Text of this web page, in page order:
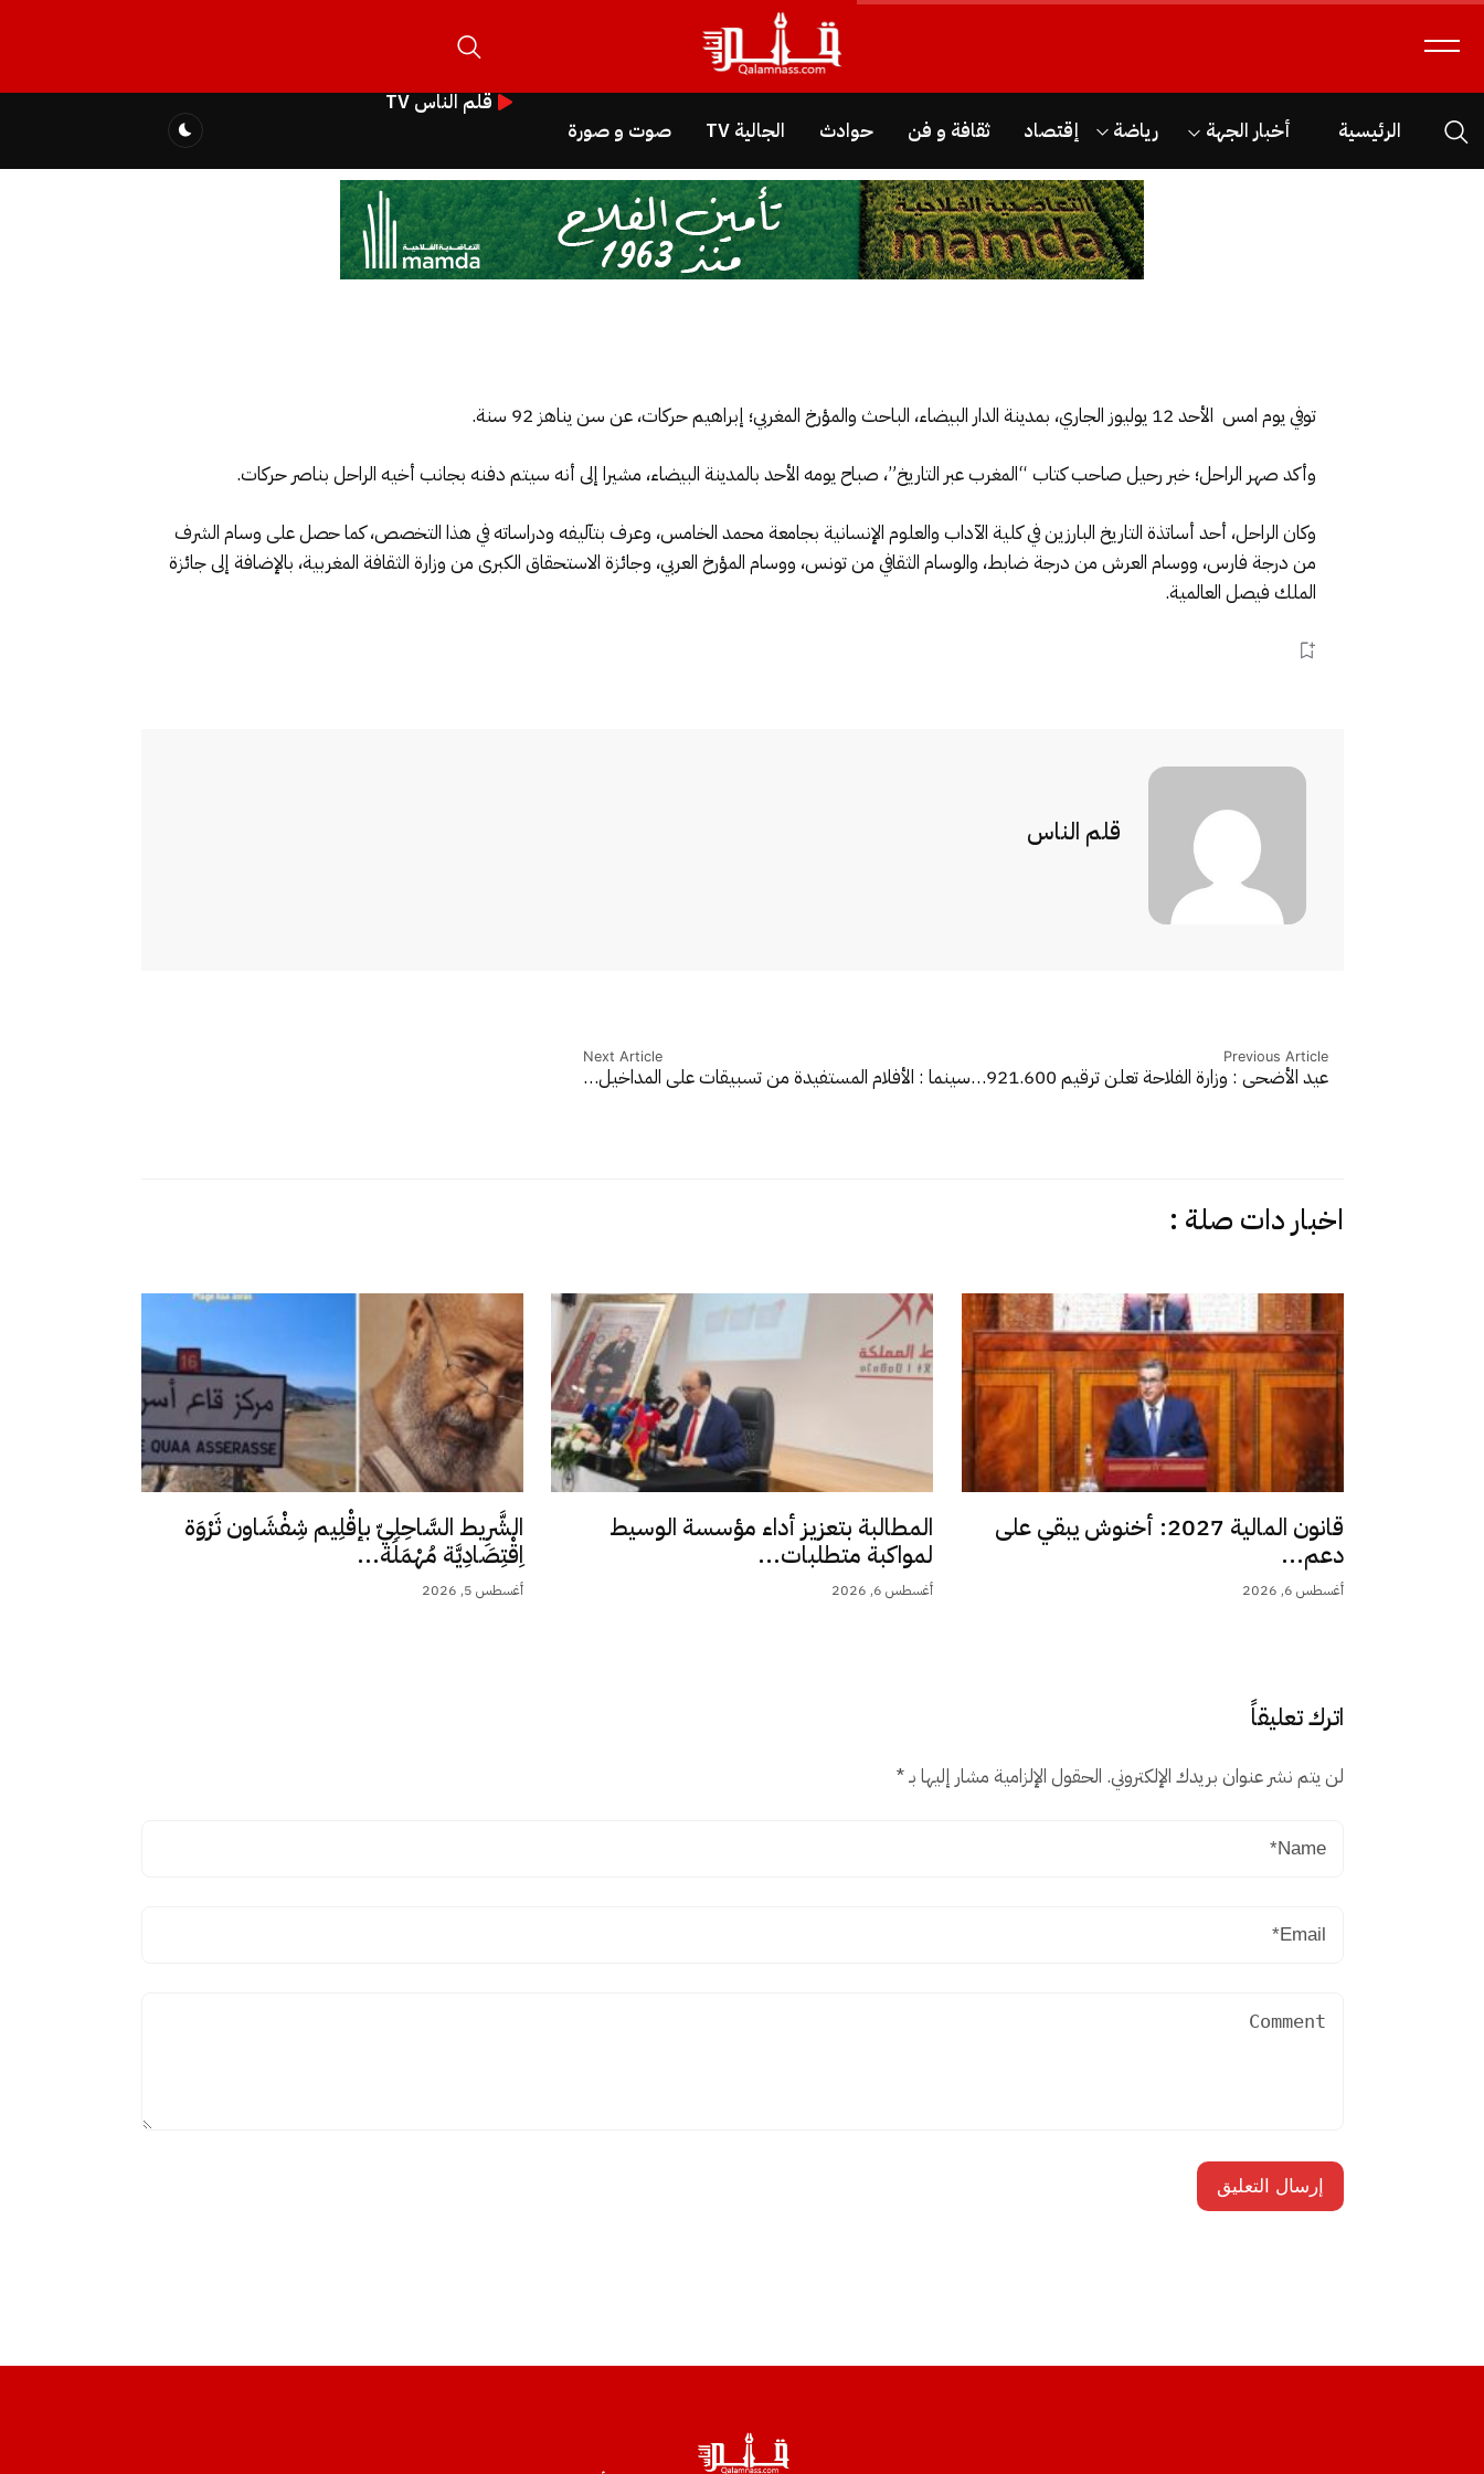
الرئيسية أخبار الجهة رياضة إقتصاد ثقافة و فن حوادث الجالية TV صوت و صورة
قلم الناس TV
توفي يوم امس الأحد 12 يوليوز الجاري، بمدينة الدار البيضاء، الباحث والمؤرخ المغربي؛ إبراهيم حركات، عن سن يناهز 92 سنة.
وأكد صهر الراحل؛ خبر رحيل صاحب كتاب “المغرب عبر التاريخ”، صباح يومه الأحد بالمدينة البيضاء، مشيرا إلى أنه سيتم دفنه بجانب أخيه الراحل بناصر حركات.
وكان الراحل، أحد أساتذة التاريخ البارزين في كلية الآداب والعلوم الإنسانية بجامعة محمد الخامس، وعرف بتآليفه ودراساته في هذا التخصص، كما حصل على وسام الشرف
من درجة فارس، ووسام العرش من درجة ضابط، والوسام الثقافي من تونس، ووسام المؤرخ العربي، وجائزة الاستحقاق الكبرى من وزارة الثقافة المغربية، بالإضافة إلى جائزة
الملك فيصل العالمية.
قلم الناس
Previous Article
عيد الأضحى : وزارة الفلاحة تعلن ترقيم 921.600…
Next Article
سينما : الأفلام المستفيدة من تسبيقات على المداخيل…
اخبار دات صلة :
قانون المالية 2027: أخنوش يبقي على
دعم...
أغسطس 6, 2026
المطالبة بتعزيز أداء مؤسسة الوسيط
لمواكبة متطلبات...
أغسطس 6, 2026
الشَّرِيط السَّاحِلِيّ بإقْلِيم شِفْشَاون ثَرْوَة
اِقْتِصَادِيَّة مُهْمَلَة...
أغسطس 5, 2026
اترك تعليقاً
لن يتم نشر عنوان بريدك الإلكتروني. الحقول الإلزامية مشار إليها بـ*